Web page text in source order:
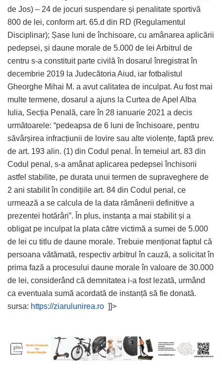
de Jos) – 24 de jocuri suspendare și penalitate sportivă
800 de lei, conform art. 65.d din RD (Regulamentul
Disciplinar); Șase luni de închisoare, cu amânarea aplicării
pedepsei, și daune morale de 5.000 de lei Arbitrul de
centru s-a constituit parte civilă în dosarul înregistrat în
decembrie 2019 la Judecătoria Aiud, iar fotbalistul
Gheorghe Mihai M. a avut calitatea de inculpat. Au fost mai
multe termene, dosarul a ajuns la Curtea de Apel Alba
Iulia, Secția Penală, care în 28 ianuarie 2021 a decis
următoarele: “pedeapsa de 6 luni de închisoare, pentru
săvârșirea infracțiunii de lovire sau alte violențe, faptă prev.
de art. 193 alin. (1) din Codul penal. În temeiul art. 83 din
Codul penal, s-a amânat aplicarea pedepsei închisorii
astfel stabilite, pe durata unui termen de supraveghere de
2 ani stabilit în condițiile art. 84 din Codul penal, ce
urmează a se calcula de la data rămânerii definitive a
prezentei hotărâri”. În plus, instanța a mai stabilit și a
obligat pe inculpat la plata către victimă a sumei de 5.000
de lei cu titlu de daune morale. Trebuie menționat faptul că
persoana vătămată, respectiv arbitrul în cauză, a solicitat în
prima fază a procesului daune morale în valoare de 30.000
de lei, considerând că demnitatea i-a fost lezată, urmând
ca eventuala sumă acordată de instanță să fie donată.
sursa: https://ziarulunirea.ro ]]>